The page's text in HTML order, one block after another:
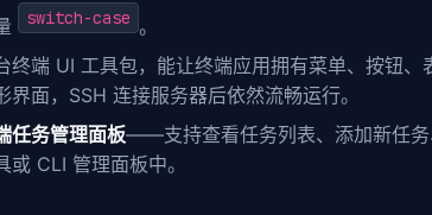
switch-case 。
端 UI 工具包，能让终端应用拥有菜单、按钮、
面，SSH 连接服务器后依然流畅运行。
任务管理面板——支持查看任务列表、添加新任务
CLI 管理面板中。